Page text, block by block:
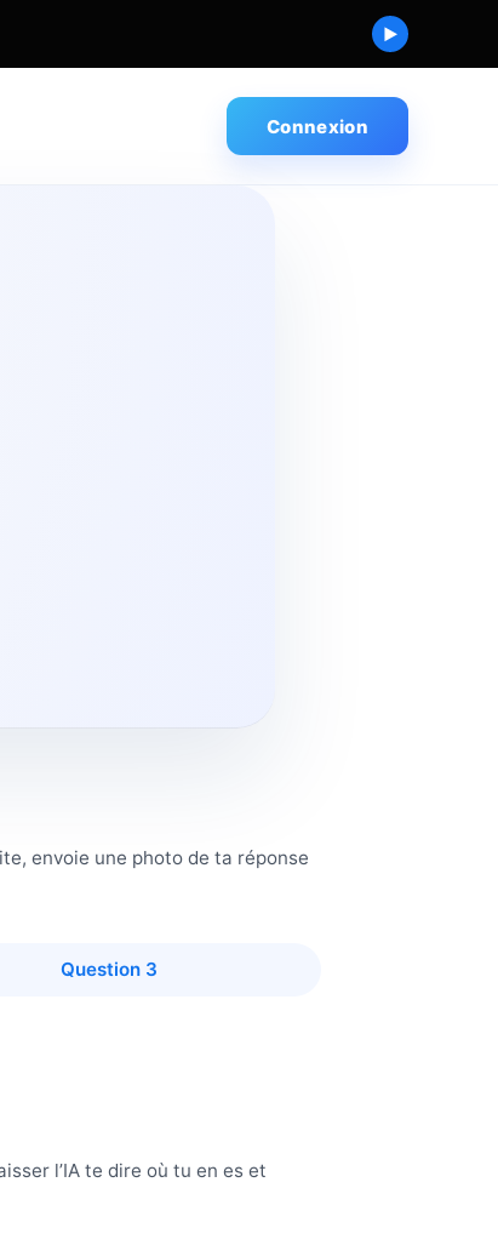
▶
Connexion
envoie une photo de ta réponse
Question 3
l’IA te dire où tu en es et